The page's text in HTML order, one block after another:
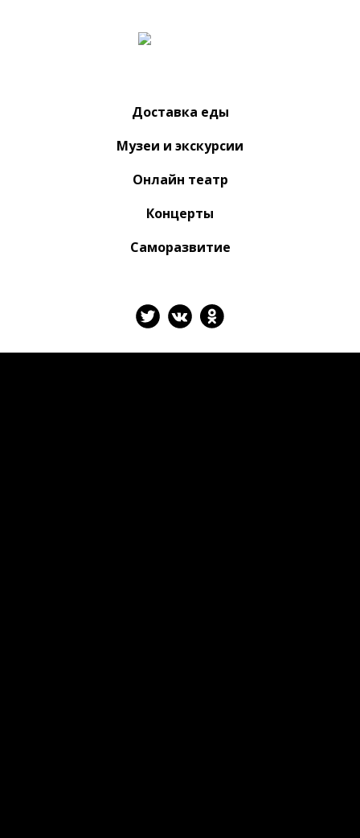
Доставка еды
Музеи и экскурсии
Онлайн театр
Концерты
Саморазвитие